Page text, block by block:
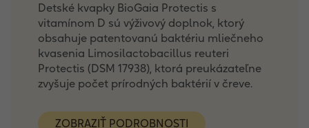
Detské kvapky BioGaia Protectis s
vitamínom D sú výživový doplnok, ktorý
obsahuje patentovanú baktériu mliečneho
kvasenia Limosilactobacillus reuteri
Protectis (DSM 17938), ktorá preukázateľne
zvyšuje počet prírodných baktérií v čreve.
ZOBRAZIŤ PODROBNOSTI